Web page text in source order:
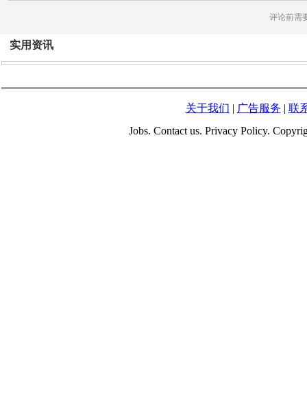
评论前需
实用资讯
关于我们 | 广告服务 | 联
Jobs. Contact us. Privacy Policy.